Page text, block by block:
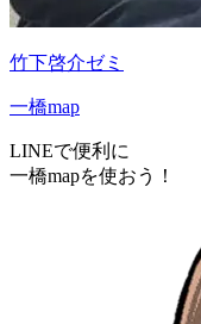
竹下啓介ゼミ
一橋map
LINEで便利に
一橋mapを使おう！